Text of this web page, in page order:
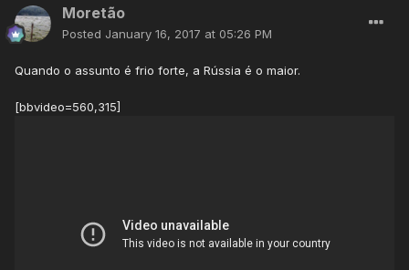
Moretão
Posted January 16, 2017 at 05:26 PM
Quando o assunto é frio forte, a Rússia é o maior.
[bbvideo=560,315]